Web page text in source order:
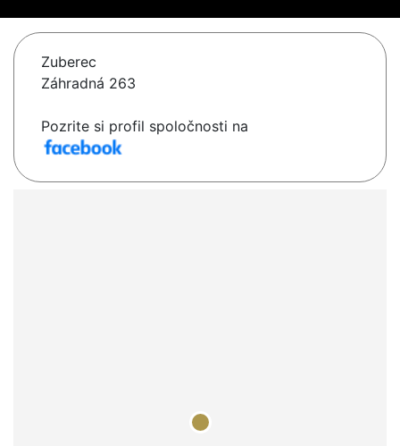
Zuberec
Záhradná 263
Pozrite si profil spoločnosti na